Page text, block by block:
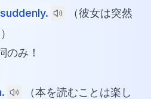
（彼女は突然
み！
（本を読むことは楽し